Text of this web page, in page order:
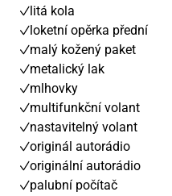
litá kola
loketní opěrka přední
malý kožený paket
metalický lak
mlhovky
multifunkční volant
nastavitelný volant
originál autorádio
originální autorádio
palubní počítač